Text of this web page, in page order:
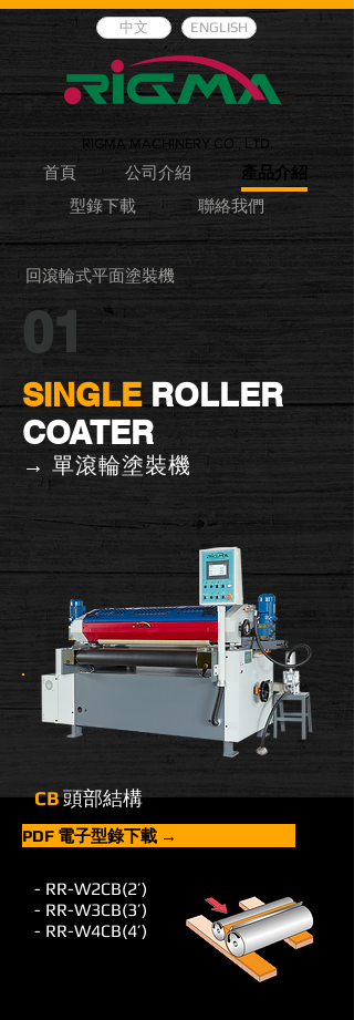
中文 ENGLISH
RIGMA MACHINERY CO., LTD.
首頁 公司介紹
產品介紹
型錄下載
聯絡我們
回滾輪式平面塗裝機
01
SINGLEROLLER
COATER
→ 單滾輪塗裝機
CB頭部結構
PDF 電子型錄下載 →
- RR-W2CB(2’)
- RR-W3CB(3’)
- RR-W4CB(4’)